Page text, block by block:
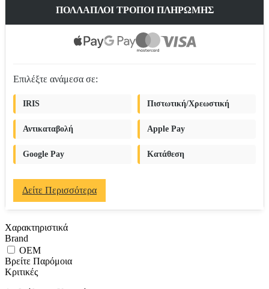
ΠΟΛΛΑΠΛΟΊ ΤΡΌΠΟΙ ΠΛΗΡΩΜΉΣ
Επιλέξτε ανάμεσα σε:
IRIS Πιστωτική/Χρεωστική
Αντικαταβολή Apple Pay
Google Pay Κατάθεση
Δείτε Περισσότερα
Χαρακτηριστικά
Brand
OEM
Βρείτε Παρόμοια
Κριτικές